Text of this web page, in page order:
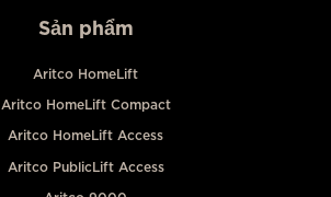
Sản phẩm
Aritco HomeLift
Aritco HomeLift Compact
Aritco HomeLift Access
Aritco PublicLift Access